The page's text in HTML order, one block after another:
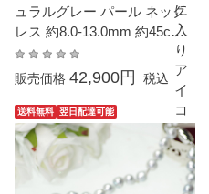
ュラルグレー パール ネック
レス 約8.0-13.0mm 約45cm
シルバー SV 結婚式 冠婚葬祭
葬儀 フォーマル パーティー
カジュアル 普段使い 大粒 大
ぶり
販売価格 42,900円 税込
送料無料 翌日配達可能